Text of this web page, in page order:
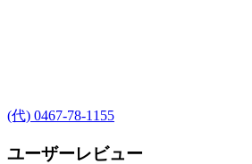
(代) 0467-78-1155
ユーザーレビュー